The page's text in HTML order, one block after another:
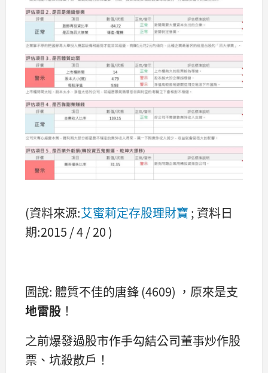
(資料來源:艾蜜莉定存股理財寶 ; 資料日
期:2015 / 4 / 20 )
圖說: 體質不佳的唐鋒 (4609) ，原來是支
地雷股 ！
之前爆發過股市作手勾結公司董事炒作股
票、坑殺散戶！